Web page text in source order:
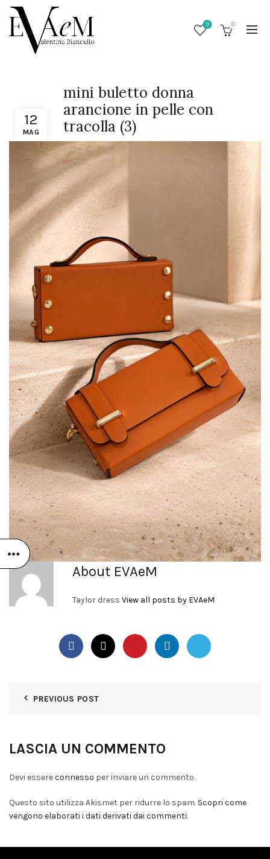
0 0
12
MAG
mini buletto donna
arancione in pelle con
tracolla (3)
About EVAeM
Taylor dress View all posts by EVAeM
PREVIOUS POST
LASCIA UN COMMENTO
Devi essereconnesso per inviare un commento.
Questo sito utilizza Akismet per ridurre lo spam. Scopri come
vengono elaborati i dati derivati dai commenti.